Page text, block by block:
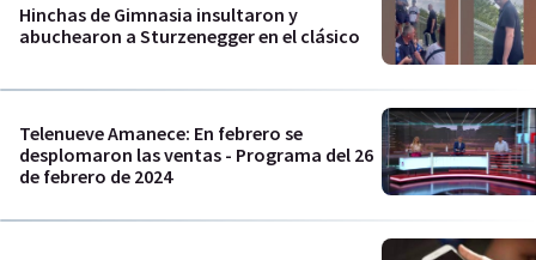
Hinchas de Gimnasia insultaron y
abuchearon a Sturzenegger en el clásico
Telenueve Amanece: En febrero se
desplomaron las ventas - Programa del 26
de febrero de 2024